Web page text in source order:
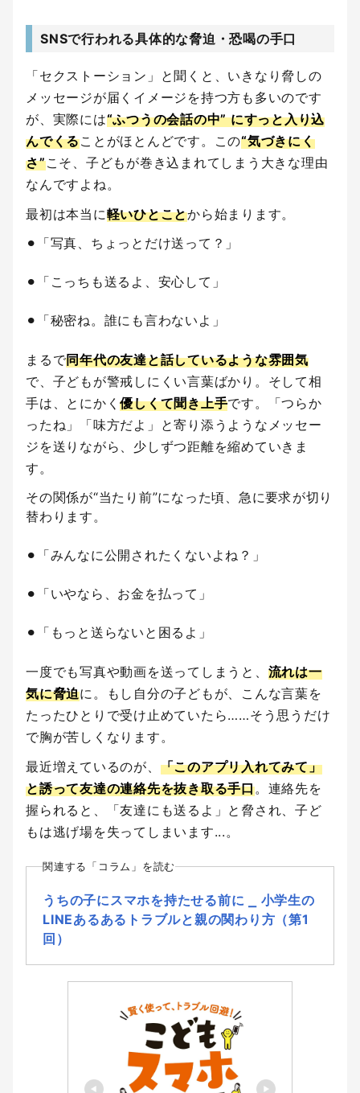
SNSで行われる具体的な脅迫・恐喝の手口
「セクストーション」と聞くと、いきなり脅しの
メッセージが届くイメージを持つ方も多いのです
が、実際には“ふつうの会話の中” にすっと入り込
んでくることがほとんどです。この“気づきにく
さ”こそ、子どもが巻き込まれてしまう大きな理由
なんですよね。
最初は本当に軽いひとことから始まります。
⚫︎「写真、ちょっとだけ送って？」
⚫︎「こっちも送るよ、安心して」
⚫︎「秘密ね。誰にも言わないよ」
まるで同年代の友達と話しているような雰囲気
で、子どもが警戒しにくい言葉ばかり。そして相
手は、とにかく優しくて聞き上手です。「つらか
ったね」「味方だよ」と寄り添うようなメッセー
ジを送りながら、少しずつ距離を縮めていきま
す。
その関係が“当たり前”になった頃、急に要求が切り
替わります。
⚫︎「みんなに公開されたくないよね？」
⚫︎「いやなら、お金を払って」
⚫︎「もっと送らないと困るよ」
一度でも写真や動画を送ってしまうと、 流れは一
気に脅迫に。もし自分の子どもが、こんな言葉を
たったひとりで受け止めていたら……そう思うだけ
で胸が苦しくなります。
最近増えているのが、 「このアプリ入れてみて」
と誘って友達の連絡先を抜き取る手口。連絡先を
握られると、「友達にも送るよ」と脅され、子ど
もは逃げ場を失ってしまいます...。
関連する「コラム」を読む
うちの子にスマホを持たせる前に ⎯ 小学生の
LINEあるあるトラブルと親の関わり方（第1
回）